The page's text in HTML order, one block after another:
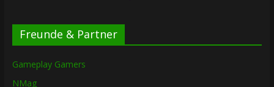
Freunde & Partner
Gameplay Gamers
NMag